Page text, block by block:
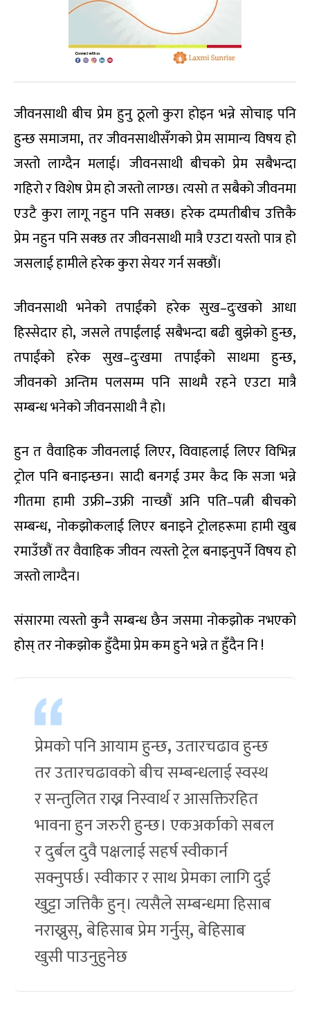
जीवनसाथी बीच प्रेम हुनु ठूलो कुरा होइन भन्ने सोचाइ पनि
हुन्छ समाजमा, तर जीवनसाथीसँगको प्रेम सामान्य विषय हो
जस्तो लाग्दैन मलाई। जीवनसाथी बीचको प्रेम सबैभन्दा
गहिरो र विशेष प्रेम हो जस्तो लाग्छ। त्यसो त सबैको जीवनमा
एउटै कुरा लागू नहुन पनि सक्छ। हरेक दम्पतीबीच उत्तिकै
प्रेम नहुन पनि सक्छ तर जीवनसाथी मात्रै एउटा यस्तो पात्र हो
जसलाई हामीले हरेक कुरा सेयर गर्न सक्छौं।
जीवनसाथी भनेको तपाईंको हरेक सुख–दुःखको आधा
हिस्सेदार हो, जसले तपाईंलाई सबैभन्दा बढी बुझेको हुन्छ,
तपाईंको हरेक सुख–दुःखमा तपाईंको साथमा हुन्छ,
जीवनको अन्तिम पलसम्म पनि साथमै रहने एउटा मात्रै
सम्बन्ध भनेको जीवनसाथी नै हो।
हुन त वैवाहिक जीवनलाई लिएर, विवाहलाई लिएर विभिन्न
ट्रोल पनि बनाइन्छन। सादी बनगई उमर कैद कि सजा भन्ने
गीतमा हामी उफ्री–उफ्री नाच्छौं अनि पति–पत्नी बीचको
सम्बन्ध, नोकझोकलाई लिएर बनाइने ट्रोलहरूमा हामी खुब
रमाउँछौं तर वैवाहिक जीवन त्यस्तो ट्रेल बनाइनुपर्ने विषय हो
जस्तो लाग्दैन।
संसारमा त्यस्तो कुनै सम्बन्ध छैन जसमा नोकझोक नभएको
होस् तर नोकझोक हुँदैमा प्रेम कम हुने भन्ने त हुँदैन नि !
प्रेमको पनि आयाम हुन्छ,उतारचढाव हुन्छ
तर उतारचढावको बीच सम्बन्धलाई स्वस्थ
र सन्तुलित राख्न निस्वार्थ र आसक्तिरहित
भावना हुन जरुरी हुन्छ। एकअर्काको सबल
र दुर्बल दुवै पक्षलाई सहर्ष स्वीकार्न
सक्नुपर्छ। स्वीकार र साथ प्रेमका लागि दुई
खुट्टा जत्तिकै हुन्। त्यसैले सम्बन्धमा हिसाब
नराख्नुस्,बेहिसाब प्रेम गर्नुस्,बेहिसाब
खुसी पाउनुहुनेछ